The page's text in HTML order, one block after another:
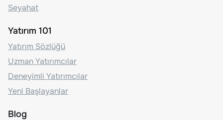
Seyahat
Yatırım 101
Yatırım Sözlüğü
Uzman Yatırımcılar
Deneyimli Yatırımcılar
Yeni Başlayanlar
Blog